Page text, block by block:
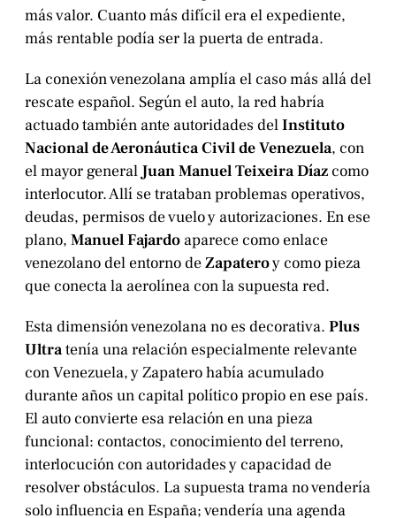
más valor. Cuanto más difícil era el expediente,
más rentable podía ser la puerta de entrada.
La conexión venezolana amplía el caso más allá del
rescate español. Según el auto, la red habría
actuado también ante autoridades delInstituto
Nacional de Aeronáutica Civil de Venezuela, con
el mayor general Juan Manuel Teixeira Díaz como
interlocutor. Allí se trataban problemas operativos,
deudas, permisos de vuelo y autorizaciones. En ese
plano, Manuel Fajardo aparece como enlace
venezolano del entorno deZapateroy como pieza
que conecta la aerolínea con la supuesta red.
Esta dimensión venezolana no es decorativa. Plus
Ultratenía una relación especialmente relevante
con Venezuela, y Zapatero había acumulado
durante años un capital político propio en ese país.
El auto convierte esa relación en una pieza
funcional: contactos, conocimiento del terreno,
interlocución con autoridades y capacidad de
resolver obstáculos. La supuesta trama no vendería
solo influencia en España; vendería una agenda